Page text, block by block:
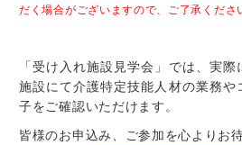
だく場合がございますので、ご了承くださ
「受け入れ施設見学会」では、実
施設にて介護特定技能人材の業務や
子をご確認いただけます。
皆様のお申込み、ご参加を心よりお